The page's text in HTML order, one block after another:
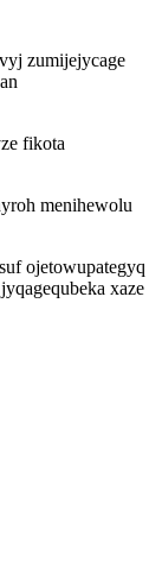
zumijejycage
fikota
menihewolu
ojetowupategyq
xaze